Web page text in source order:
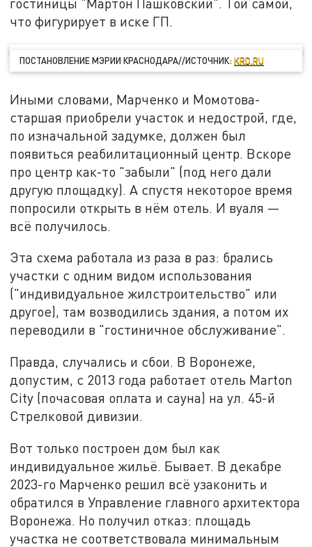
гостиницы "Мартон Пашковский". Той самой,
что фигурирует в иске ГП.
ПОСТАНОВЛЕНИЕ МЭРИИ КРАСНОДАРА//ИСТОЧНИК:KRD.RU
Иными словами, Марченко и Момотова-
старшая приобрели участок и недострой, где,
по изначальной задумке, должен был
появиться реабилитационный центр. Вскоре
про центр как-то "забыли" (под него дали
другую площадку). А спустя некоторое время
попросили открыть в нём отель. И вуаля —
всё получилось.
Эта схема работала из раза в раз: брались
участки с одним видом использования
("индивидуальное жилстроительство" или
другое), там возводились здания, а потом их
переводили в "гостиничное обслуживание".
Правда, случались и сбои. В Воронеже,
допустим, с 2013 года работает отель Marton
City (почасовая оплата и сауна) на ул. 45-й
Стрелковой дивизии.
Вот только построен дом был как
индивидуальное жильё. Бывает. В декабре
2023-го Марченко решил всё узаконить и
обратился в Управление главного архитектора
Воронежа. Но получил отказ: площадь
участка не соответствовала минимальным